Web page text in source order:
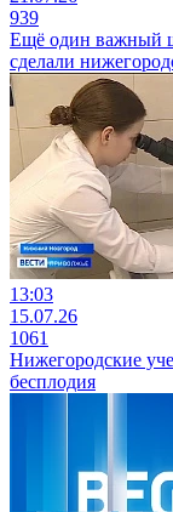
939
Ещё один важный
сделали
13:03
15.07.26
1061
Нижегородские
бесплодия